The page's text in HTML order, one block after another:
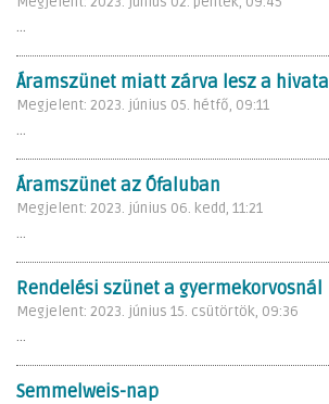
...
Áramszünet miatt zárva lesz a hivatal
Megjelent: 2023. június 05. hétfő, 09:11
...
Áramszünet az Ófaluban
Megjelent: 2023. június 06. kedd, 11:21
...
Rendelési szünet a gyermekorvosnál
Megjelent: 2023. június 15. csütörtök, 09:36
...
Semmelweis-nap